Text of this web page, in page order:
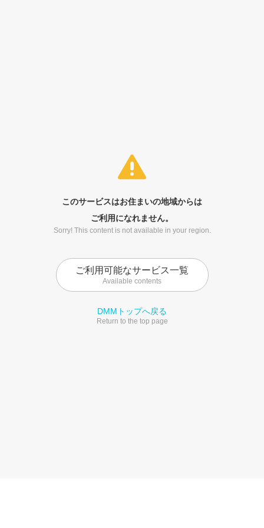
このサービスはお住まいの地域からは
ご利用になれません。
Sorry! This content is not available in your region.
ご利用可能なサービス一覧
Available contents
DMMトップへ戻る
Return to the top page